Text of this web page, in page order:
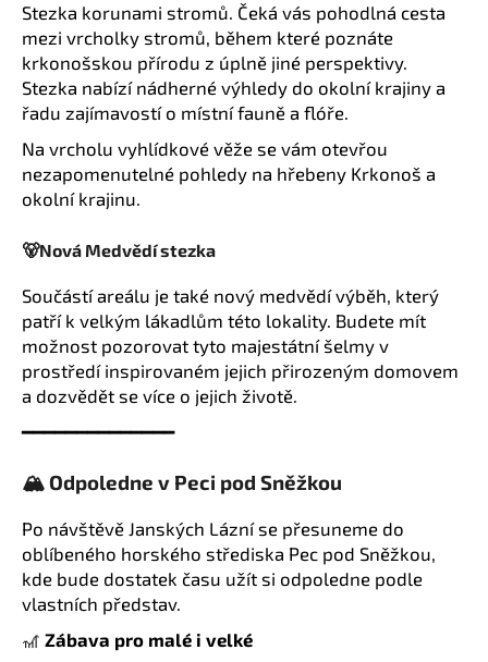
Stezka korunami stromů. Čeká vás pohodlná cesta
mezi vrcholky stromů, během které poznáte
krkonošskou přírodu z úplně jiné perspektivy.
Stezka nabízí nádherné výhledy do okolní krajiny a
řadu zajímavostí o místní fauně a flóře.
Na vrcholu vyhlídkové věže se vám otevřou
nezapomenutelné pohledy na hřebeny Krkonoš a
okolní krajinu.
🐻Nová Medvědí stezka
Součástí areálu je také nový medvědí výběh, který
patří k velkým lákadlům této lokality. Budete mít
možnost pozorovat tyto majestátní šelmy v
prostředí inspirovaném jejich přirozeným domovem
a dozvědět se více o jejich životě.
━━━━━━━━━━━━━━
🏔️ Odpoledne v Peci pod Sněžkou
Po návštěvě Janských Lázní se přesuneme do
oblíbeného horského střediska Pec pod Sněžkou,
kde bude dostatek času užít si odpoledne podle
vlastních představ.
🎢 Zábava pro malé i velké